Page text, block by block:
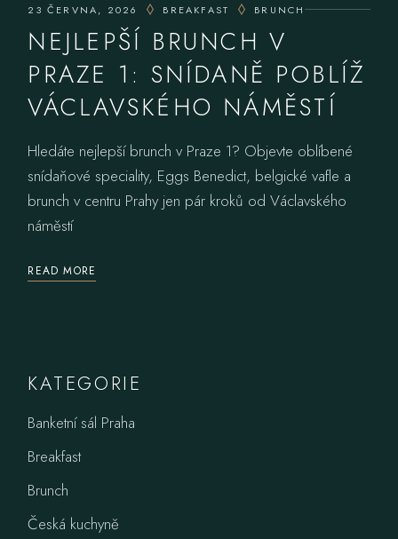
23 ČERVNA, 2026 BREAKFAST BRUNCH
NEJLEPŠÍ BRUNCH V
PRAZE 1: SNÍDANĚ POBLÍŽ
VÁCLAVSKÉHO NÁMĚSTÍ
Hledáte nejlepší brunch v Praze 1? Objevte oblíbené
snídaňové speciality, Eggs Benedict, belgické vafle a
brunch v centru Prahy jen pár kroků od Václavského
náměstí
READ MORE
KATEGORIE
Banketní sál Praha
Breakfast
Brunch
Česká kuchyně